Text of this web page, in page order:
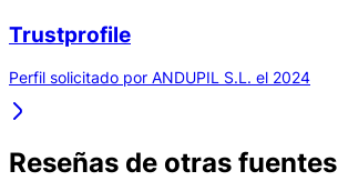
Trustprofile
Perfil solicitado por ANDUPIL S.L. el 2024
Reseñas de otras fuentes